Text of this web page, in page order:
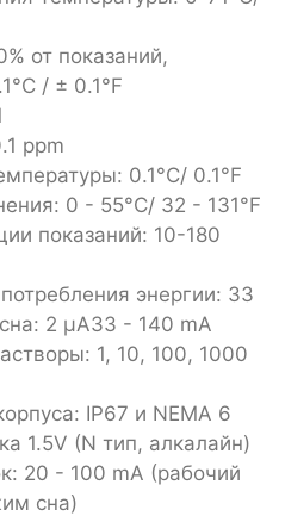
от показаний,
/ ± 0.1°F
ppm
0.1°C/ 0.1°F
0 - 55°C/ 32 - 131°F
показаний: 10-180
энергии: 33
2 μA33 - 140 mA
1, 10, 100, 1000
IP67 и NEMA 6
1.5V (N тип, алкалайн)
20 - 100 mA (рабочий
сна)